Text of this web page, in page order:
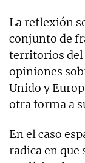
La reflexión
conjunto de
territorios del
opiniones
Unido y
otra forma a
En el caso
radica en